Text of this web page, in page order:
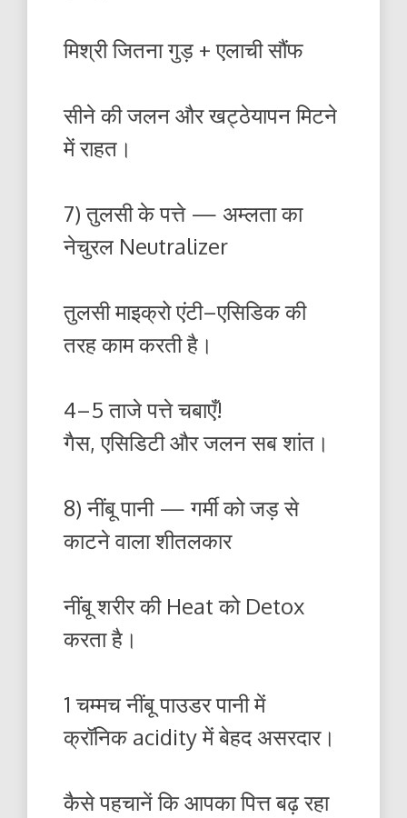
मिश्री जितना गुड़ + एलाची सौंफ
सीने की जलन और खट्ठेयापन मिटने
में राहत।
7) तुलसी के पत्ते — अम्लता का
नेचुरल Neutralizer
तुलसी माइक्रो एंटी–एसिडिक की
तरह काम करती है।
4–5 ताजे पत्ते चबाएँ!
गैस, एसिडिटी और जलन सब शांत।
8) नींबू पानी — गर्मी को जड़ से
काटने वाला शीतलकार
नींबू शरीर की Heat को Detox
करता है।
1 चम्मच नींबू पाउडर पानी में
क्रॉनिक aci­dity में बेहद असरदार।
कैसे पहचानें कि आपका पित्त बढ़ रहा